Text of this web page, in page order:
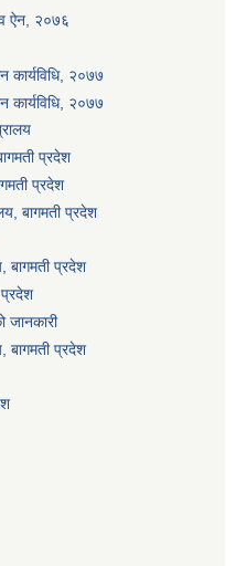
ऐन, २०७६
कार्यविधि, २०७७
कार्यविधि, २०७७
प्रदेश
प्रदेश
बागमती प्रदेश
बागमती प्रदेश
प्रदेश
जानकारी
बागमती प्रदेश